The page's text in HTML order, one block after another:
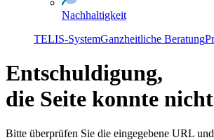
Nachhaltigkeit
TELIS-SystemGanzheitliche Beratung
Entschuldigung,
die Seite konnte
Bitte überprüfen Sie die eingegebene URL